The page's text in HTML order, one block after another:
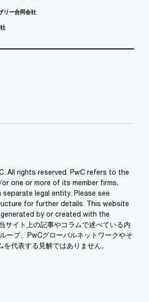
リー合同会社
All rights reserved. PwC refers to the
one or more of its member firms,
legal entity. Please see
for further details. This website
by or created with the
イト上の記事やコラムで述べている内
ープ、PwCグローバルネットワークやそ
代表する見解ではありません。